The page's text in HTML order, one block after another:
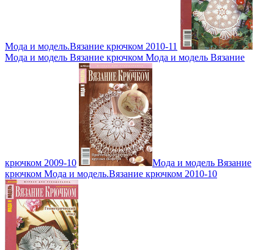
Мода и модель.Вязание крючком 2010-11
Мода и модель Вязание крючком Мода и модель Вязание
крючком 2009-10
Мода и модель Вязание
крючком Мода и модель.Вязание крючком 2010-10